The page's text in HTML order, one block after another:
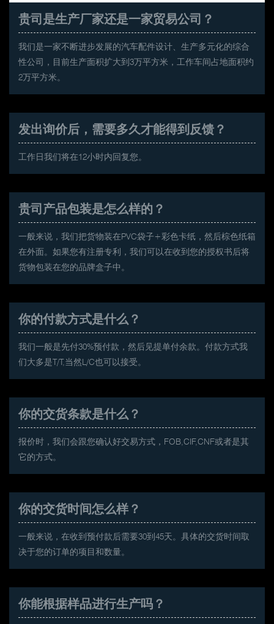
贵司是生产厂家还是一家贸易公司？
我们是一家不断进步发展的汽车配件设计、生产多元化的综合
性公司，目前生产面积扩大到3万平方米，工作车间占地面积约
2万平方米。
发出询价后，需要多久才能得到反馈？
工作日我们将在12小时内回复您。
贵司产品包装是怎么样的？
一般来说，我们把货物装在PVC袋子+彩色卡纸，然后棕色纸箱
在外面。如果您有注册专利，我们可以在收到您的授权书后将
货物包装在您的品牌盒子中。
你的付款方式是什么？
我们一般是先付30%预付款，然后见提单付余款。付款方式我
们大多是T/T,当然L/C也可以接受。
你的交货条款是什么？
报价时，我们会跟您确认好交易方式，FOB,CIF,CNF或者是其
它的方式。
你的交货时间怎么样？
一般来说，在收到预付款后需要30到45天。具体的交货时间取
决于您的订单的项目和数量。
你能根据样品进行生产吗？